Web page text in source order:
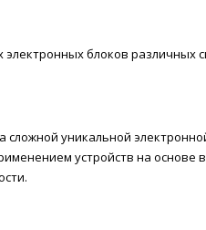
блоков различных
сложной уникальной
устройств на основе